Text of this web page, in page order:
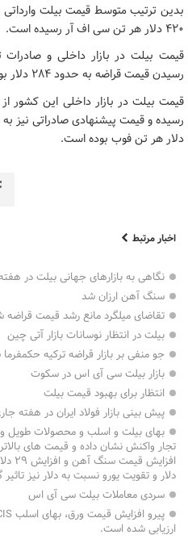
۴۲۰ دلار هر تن سی اف آر رسیده است.
قیمت بیلت در بازار داخلی و صادرات
رسیدن قیمت قراضه به حدود ۲۸۴ دلار بوده است.
دلار هر تن فوب بوده است.
اخبار مرتبط
نگاهی به بازارهای جهانی بیلت در
سنگ آهن ارزان شد
تقاضای میلگرد مانع رشد قیمت قراضه
بیلت در انتظار نوسانات بازار آتی چین
جو منفی بر بازار قراضه ترکیه
بازار بیلت سی آی اس در سکوت
انتظار برای بهبود قیمت بیلت
پیش بینی بازار فولاد ایران در هفته
بهای بیلت و اسلب و محصولات طویل
تجار واکنش نشان داده و قیمت های
دلار و تقویت یورو نسبت به دلار نیز تاثیر
سردی معاملات بیلت سی آی اس
ارزیابی شده است.